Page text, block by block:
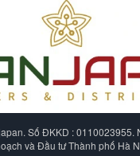
Số ĐKKD : 0110023955.
và Đầu tư Thành phố Hà